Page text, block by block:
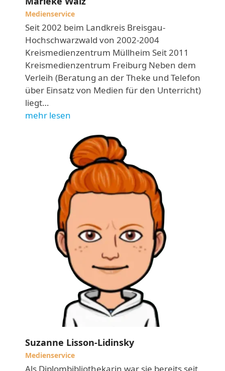
Medienservice
Seit 2002 beim Landkreis Breisgau-
Hochschwarzwald von 2002-2004
Kreismedienzentrum Müllheim Seit 2011
Kreismedienzentrum Freiburg Neben dem
Verleih (Beratung an der Theke und Telefon
über Einsatz von Medien für den Unterricht)
liegt…
mehr lesen
Suzanne Lisson-Lidinsky
Medienservice
Als Diplombibliothekarin war sie bereits seit